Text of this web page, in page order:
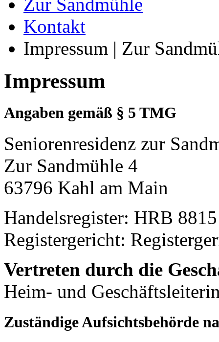
Kontakt
Impressum | Zur
Impressum
Angaben gemäß § 5 TMG
Seniorenresidenz zur
Zur Sandmühle 4
63796 Kahl am Main
Handelsregister: HRB 8815
Registergericht:
Vertreten durch die
Heim- und
Zuständige Aufsichtsbehörde